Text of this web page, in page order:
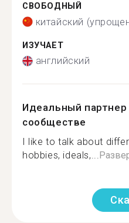
СВОБОДНЫЙ
китайский
ИЗУЧАЕТ
английский
Идеальный
сообществе
I like to talk about
hobbies, ideals,...